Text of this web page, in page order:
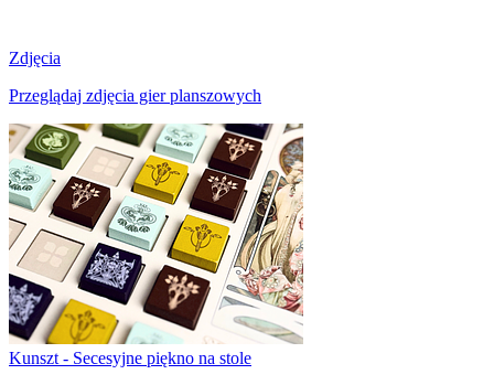
Zdjęcia
Przeglądaj zdjęcia gier planszowych
Kunszt - Secesyjne piękno na stole